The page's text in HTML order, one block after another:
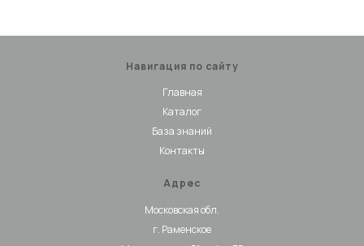
Навигация по сайту
Главная
Каталог
База знаний
Контакты
Адрес
Московская обл.
г. Раменское